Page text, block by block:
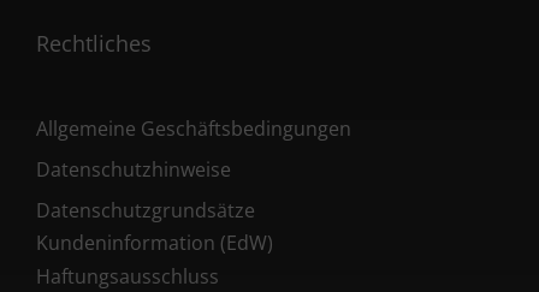
Rechtliches
Allgemeine Geschäftsbedingungen
Datenschutzhinweise
Datenschutzgrundsätze
Kundeninformation (EdW)
Haftungsausschluss